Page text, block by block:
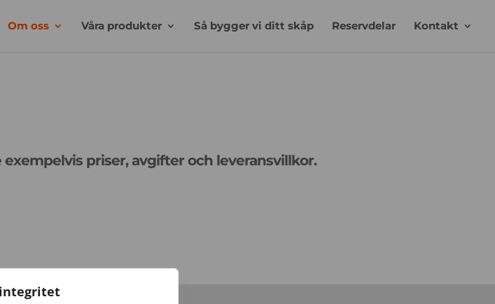
Om oss Våra produkter Så bygger vi ditt skåp Reservdelar Kontakt
priser, avgifter och leveransvillkor.